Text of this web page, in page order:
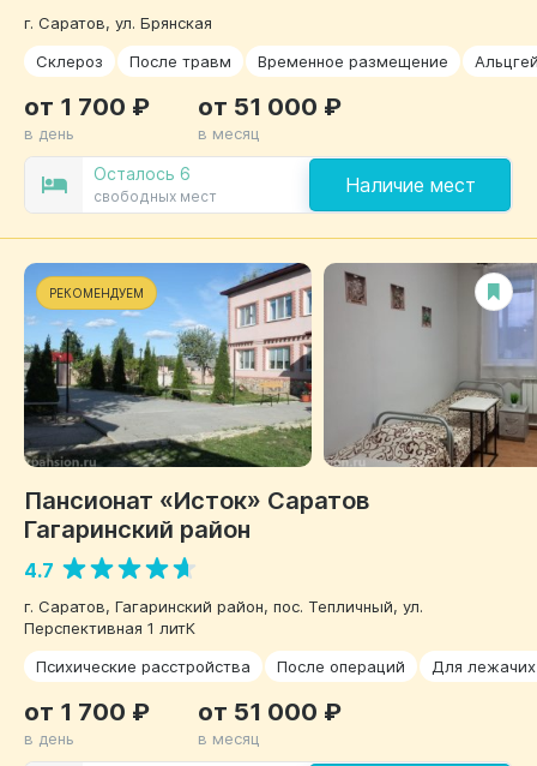
г. Саратов, ул. Брянская
Склероз
После травм Временное размещение
Осталось 6
свободных мест Наличие мест
от 1 700 ₽
в день
от 51 000 ₽
в месяц
РЕКОМЕНДУЕМ
Пансионат «Исток» Саратов
Гагаринский район
4.7
г. Саратов, Гагаринский район, пос. Тепличный, ул.
Перспективная 1 литК
Психические расстройства
После операций Для
от 1 700 ₽
в день
от 51 000 ₽
в месяц